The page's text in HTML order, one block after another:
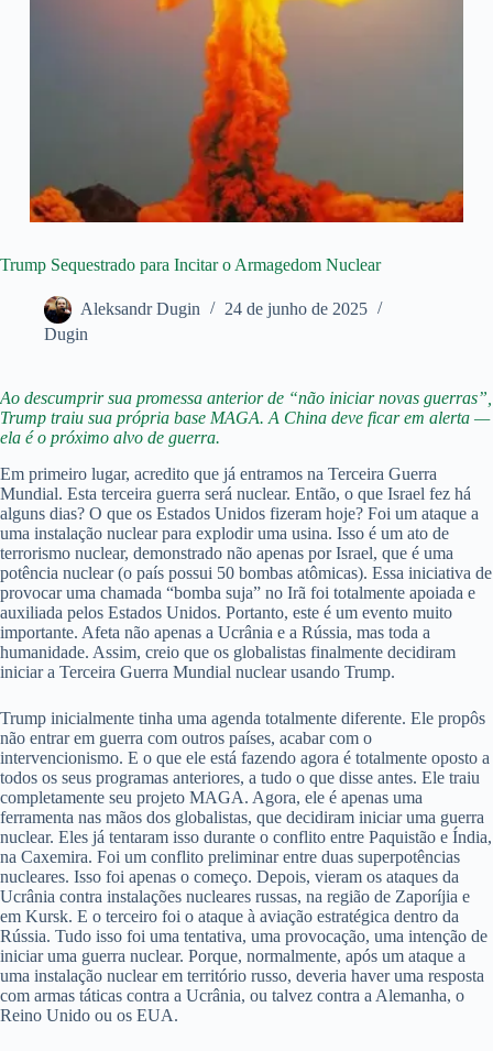
Trump Sequestrado para Incitar o Armagedom Nuclear
Aleksandr Dugin
24 de junho de 2025
Dugin
Ao descumprir sua promessa anterior de “não iniciar novas guerras”,
Trump traiu sua própria base MAGA. A China deve ficar em alerta —
ela é o próximo alvo de guerra.
Em primeiro lugar, acredito que já entramos na Terceira Guerra
Mundial. Esta terceira guerra será nuclear. Então, o que Israel fez há
alguns dias? O que os Estados Unidos fizeram hoje? Foi um ataque a
uma instalação nuclear para explodir uma usina. Isso é um ato de
terrorismo nuclear, demonstrado não apenas por Israel, que é uma
potência nuclear (o país possui 50 bombas atômicas). Essa iniciativa de
provocar uma chamada “bomba suja” no Irã foi totalmente apoiada e
auxiliada pelos Estados Unidos. Portanto, este é um evento muito
importante. Afeta não apenas a Ucrânia e a Rússia, mas toda a
humanidade. Assim, creio que os globalistas finalmente decidiram
iniciar a Terceira Guerra Mundial nuclear usando Trump.
Trump inicialmente tinha uma agenda totalmente diferente. Ele propôs
não entrar em guerra com outros países, acabar com o
intervencionismo. E o que ele está fazendo agora é totalmente oposto a
todos os seus programas anteriores, a tudo o que disse antes. Ele traiu
completamente seu projeto MAGA. Agora, ele é apenas uma
ferramenta nas mãos dos globalistas, que decidiram iniciar uma guerra
nuclear. Eles já tentaram isso durante o conflito entre Paquistão e Índia,
na Caxemira. Foi um conflito preliminar entre duas superpotências
nucleares. Isso foi apenas o começo. Depois, vieram os ataques da
Ucrânia contra instalações nucleares russas, na região de Zaporíjia e
em Kursk. E o terceiro foi o ataque à aviação estratégica dentro da
Rússia. Tudo isso foi uma tentativa, uma provocação, uma intenção de
iniciar uma guerra nuclear. Porque, normalmente, após um ataque a
uma instalação nuclear em território russo, deveria haver uma resposta
com armas táticas contra a Ucrânia, ou talvez contra a Alemanha, o
Reino Unido ou os EUA.